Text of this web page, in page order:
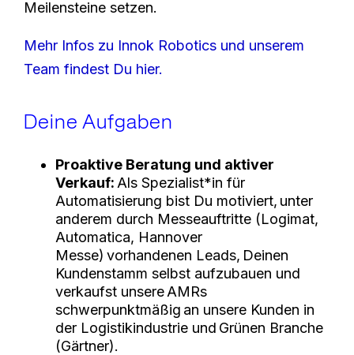
Meilensteine setzen.
Mehr Infos zu Innok Robotics und unserem
Team findest Du hier.
Deine Aufgaben
Proaktive Beratung und aktiver
Verkauf: Als Spezialist*in für
Automatisierung bist Du motiviert, unter
anderem durch Messeauftritte (Logimat,
Automatica, Hannover
Messe) vorhandenen Leads, Deinen
Kundenstamm selbst aufzubauen und
verkaufst unsere AMRs
schwerpunktmäßig an unsere Kunden in
der Logistikindustrie und Grünen Branche
(Gärtner).